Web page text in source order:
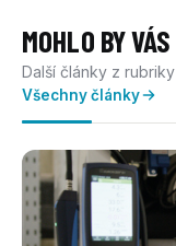
MOHLO BY
Další články z
Všechny články